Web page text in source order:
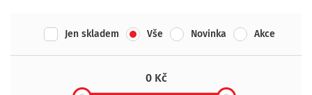
Jen skladem Vše Novinka Akce
0 Kč